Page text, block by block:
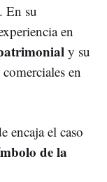
En su
en
y su
en
encaja el caso
de la